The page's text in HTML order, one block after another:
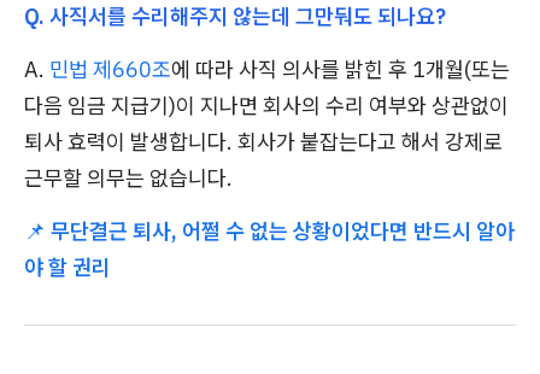
Q. 사직서를 수리해주지 않는데 그만둬도 되나요?
A. 민법 제660조에 따라 사직 의사를 밝힌 후 1개월(또는
다음 임금 지급기)이 지나면 회사의 수리 여부와 상관없이
퇴사 효력이 발생합니다. 회사가 붙잡는다고 해서 강제로
근무할 의무는 없습니다.
📌 무단결근 퇴사, 어쩔 수 없는 상황이었다면 반드시 알아
야 할 권리